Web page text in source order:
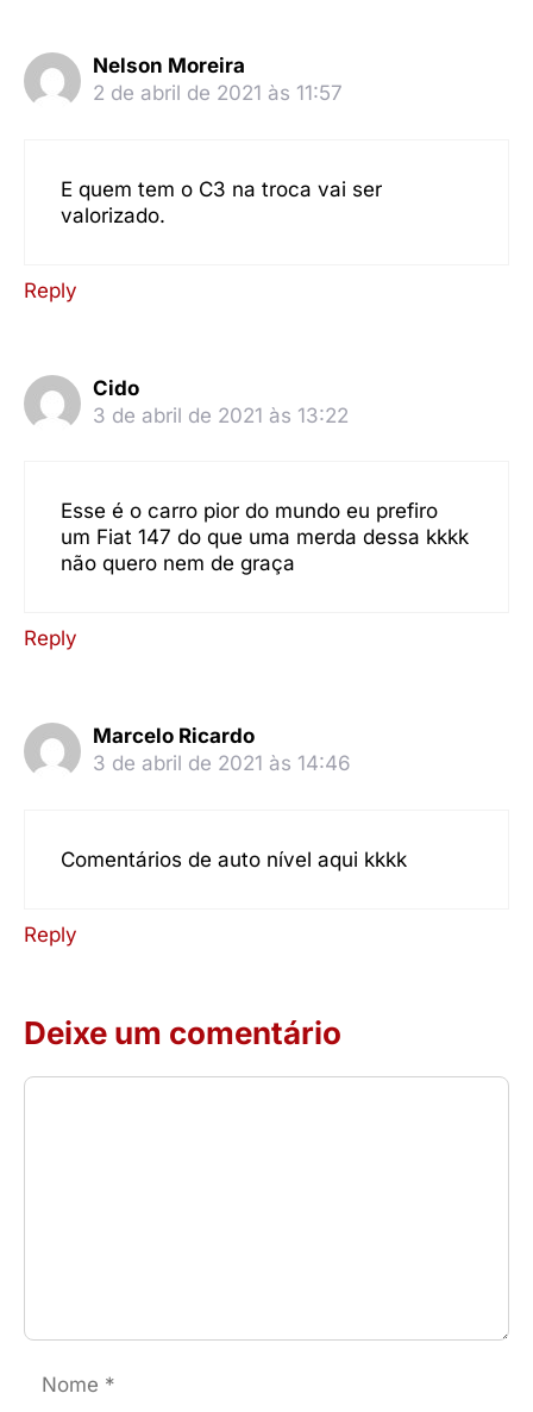
Nelson Moreira
2 de abril de 2021 às 11:57
E quem tem o C3 na troca vai ser
valorizado.
Reply
Cido
3 de abril de 2021 às 13:22
Esse é o carro pior do mundo eu prefiro
um Fiat 147 do que uma merda dessa kkkk
não quero nem de graça
Reply
Marcelo Ricardo
3 de abril de 2021 às 14:46
Comentários de auto nível aqui kkkk
Reply
Deixe um comentário
Comentário
Nome